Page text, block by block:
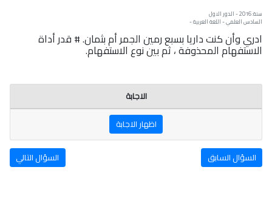
سنة: 2016 - الدور الاول
السادس العلمي - اللغة العربية -
ادري وأن كنت داريا بسبع رمين الجمر أم بثمان. # قدر أداة
الاستفهام المحذوفة ، ثم بين نوع الاستفهام.
الاجابة
اظهار الاجابة
السؤال السابق السؤال التالي